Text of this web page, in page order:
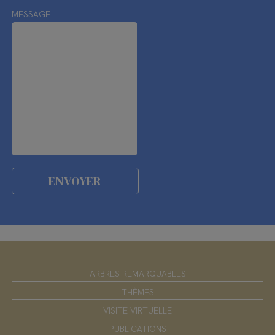
MESSAGE
ARBRES REMARQUABLES
THÈMES
VISITE VIRTUELLE
PUBLICATIONS